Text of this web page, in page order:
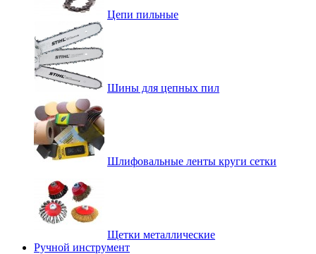
Цепи пильные
Шины для цепных пил
Шлифовальные ленты круги сетки
Щетки металлические
Ручной инструмент